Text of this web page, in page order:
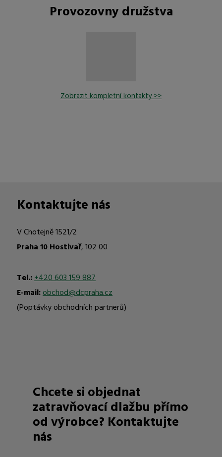
Provozovny družstva
Zobrazit kompletní kontakty >>
Kontaktujte nás
V Chotejně 1521/2
Praha 10 Hostivař, 102 00
Tel.:+420 603 159 887
E-mail:obchod@dcpraha.cz
(Poptávky obchodních partnerů)
Chcete si objednat
zatravňovací dlažbu přímo
od výrobce? Kontaktujte
nás